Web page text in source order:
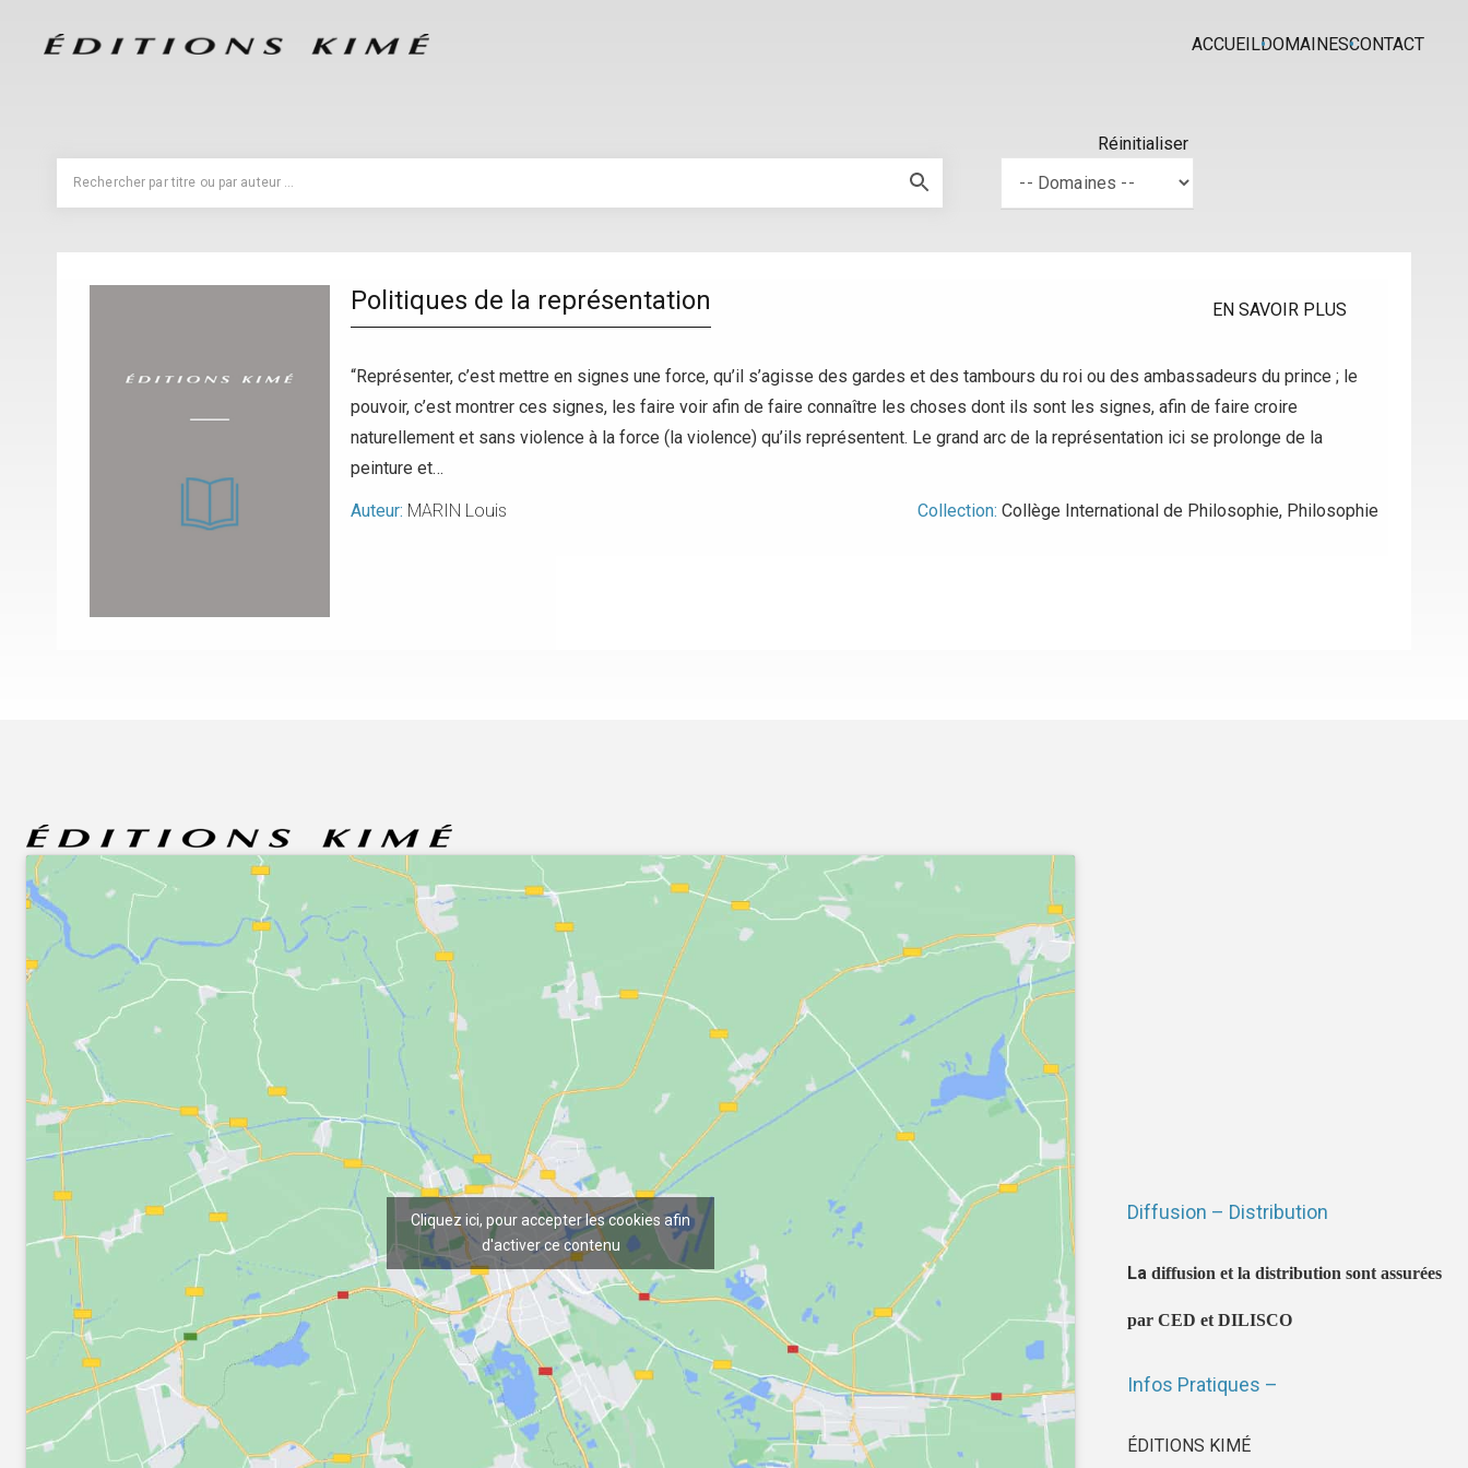
ACCUEILDOMAINESCONTACT
Réinitialiser
Politiques de la représentation EN SAVOIR PLUS
“Représenter, c’est mettre en signes une force, qu’il s’agisse des gardes et des tambours du roi ou des ambassadeurs du prince ; le
pouvoir, c’est montrer ces signes, les faire voir afin de faire connaître les choses dont ils sont les signes, afin de faire croire
naturellement et sans violence à la force (la violence) qu’ils représentent. Le grand arc de la représentation ici se prolonge de la
peinture et…
Auteur: MARIN Louis Collection: Collège International de Philosophie, Philosophie
Cliquez ici, pour accepter les cookies afin
d'activer ce contenu
Diffusion – Distribution
La diffusion et la distribution sont assurées
par CED et DILISCO
Infos Pratiques –
ÉDITIONS KIMÉ